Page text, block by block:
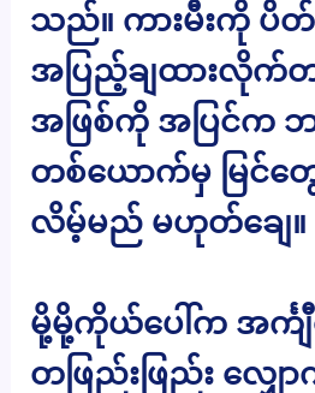
သည်။ ကားမီးကို ပိတ်
အပြည့်ချထားလိုက်
အဖြစ်ကို အပြင်က
တစ်ယောက်မှ မြင်တွ
လိမ့်မည် မဟုတ်ချေ။
မို့မို့ကိုယ်ပေါ်က အင်္က
တဖြည်းဖြည်း လျှေ